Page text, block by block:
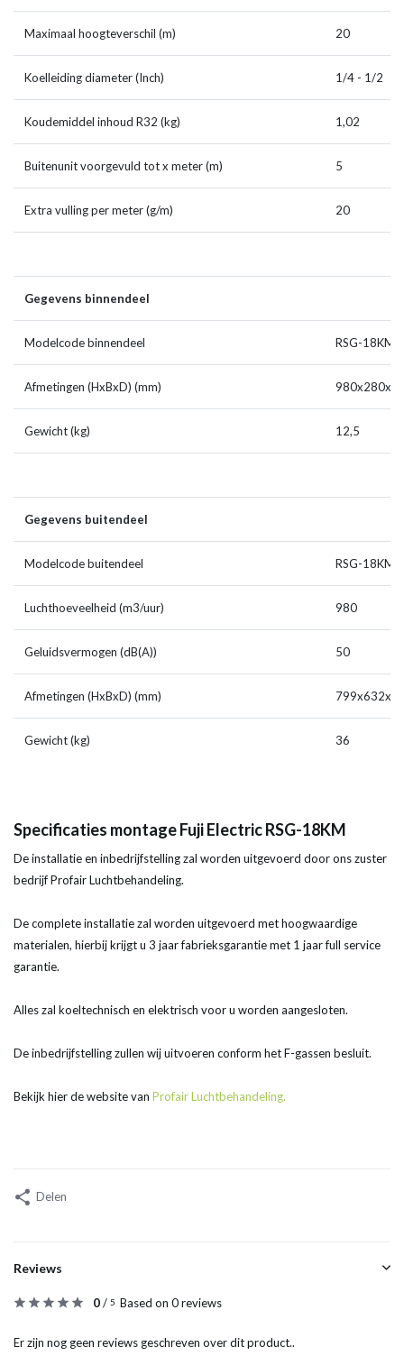
Maximaal hoogteverschil (m) 20
Koelleiding diameter (Inch) 1/4 - 1/2
Koudemiddel inhoud R32 (kg) 1,02
Buitenunit voorgevuld tot x meter (m) 5
Extra vulling per meter (g/m) 20
Gegevens binnendeel
Modelcode binnendeel RSG-18KM
Afmetingen (HxBxD) (mm)
Gewicht (kg) 12,5
Gegevens buitendeel
Modelcode buitendeel RSG-18KM
Luchthoeveelheid (m3/uur) 980
Geluidsvermogen (dB(A)) 50
Afmetingen (HxBxD) (mm)
Gewicht (kg) 36
Specificaties montage Fuji Electric RSG-18KM
De installatie en inbedrijfstelling zal worden uitgevoerd door ons zuster
bedrijf Profair Luchtbehandeling.
De complete installatie zal worden uitgevoerd met hoogwaardige
materialen, hierbij krijgt u 3 jaar fabrieksgarantie met 1 jaar full service
garantie.
Alles zal koeltechnisch en elektrisch voor u worden aangesloten.
De inbedrijfstelling zullen wij uitvoeren conform het F-gassen besluit.
Bekijk hier de website van Profair Luchtbehandeling.
Delen
Reviews
0/ 5 Based on 0 reviews
Er zijn nog geen reviews geschreven over dit product..